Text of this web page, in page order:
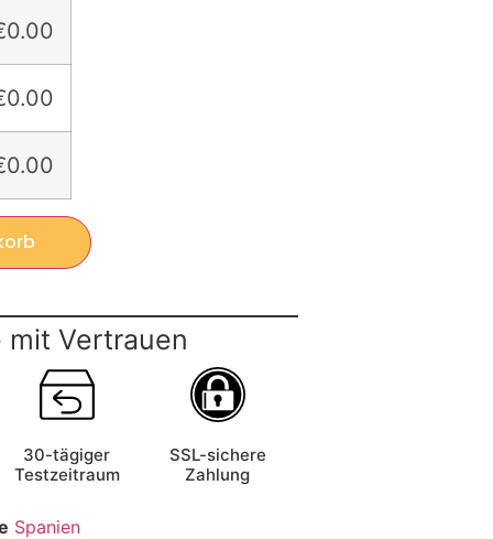
mit Vertrauen
30-tägiger
Testzeitraum
SSL-sichere
Zahlung
Spanien